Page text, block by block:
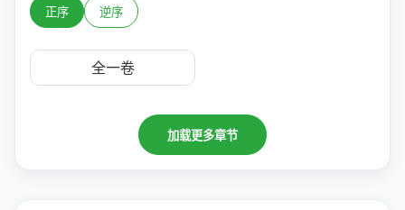
正序 逆序
全一卷
加载更多章节